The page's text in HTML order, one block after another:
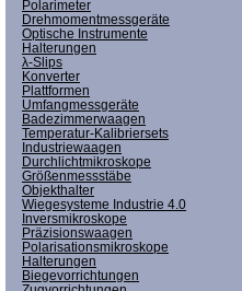
Polarimeter
Drehmomentmessgeräte
Optische Instrumente
Halterungen
λ-Slips
Konverter
Plattformen
Umfangmessgeräte
Badezimmerwaagen
Temperatur-Kalibriersets
Industriewaagen
Durchlichtmikroskope
Größenmessstäbe
Objekthalter
Wiegesysteme Industrie 4.0
Inversmikroskope
Präzisionswaagen
Polarisationsmikroskope
Halterungen
Biegevorrichtungen